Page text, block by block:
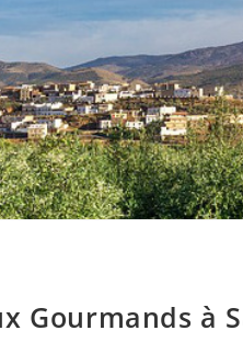
Gourmands à